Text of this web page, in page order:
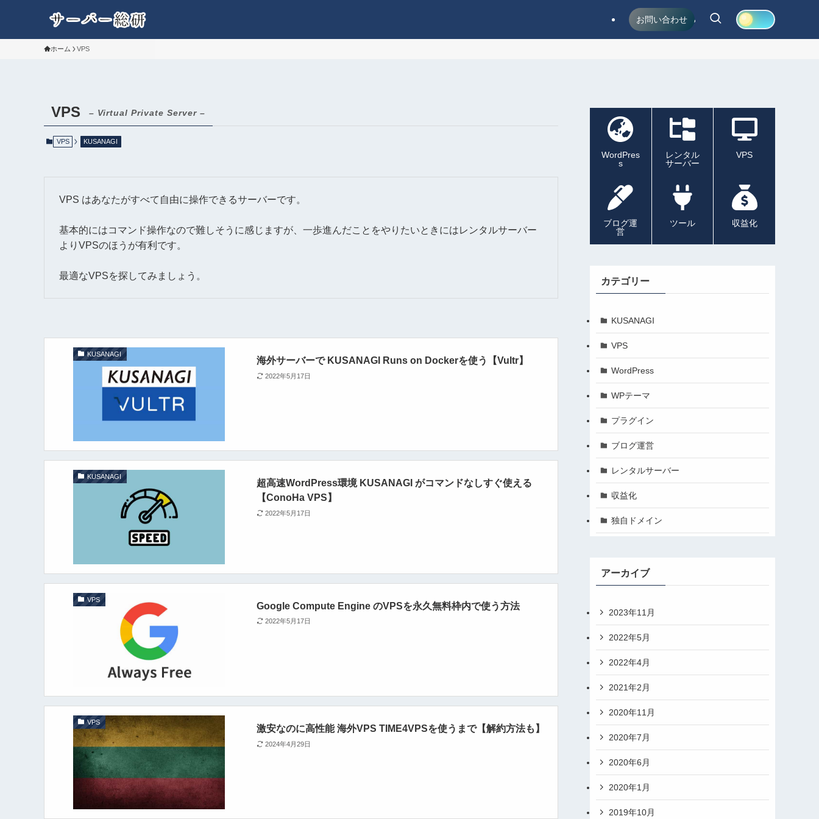
お問い合わせ
ホーム VPS
VPS – Virtual Private Server –
VPS KUSANAGI
VPS はあなたがすべて自由に操作できるサーバーです。
基本的にはコマンド操作なので難しそうに感じますが、一歩進んだことをやりたいときにはレンタルサーバー
よりVPSのほうが有利です。
最適なVPSを探してみましょう。
KUSANAGI
海外サーバーで KUSANAGI Runs on Dockerを使う【Vultr】
2022年5月17日
KUSANAGI
超高速WordPress環境 KUSANAGI がコマンドなしすぐ使える
【ConoHa VPS】
2022年5月17日
VPS
Google Compute Engine のVPSを永久無料枠内で使う方法
2022年5月17日
VPS
激安なのに高性能 海外VPS TIME4VPSを使うまで【解約方法も】
2024年4月29日
WordPres
s
レンタル
サーバー
VPS
ブログ運
営
ツール 収益化
カテゴリー
KUSANAGI
VPS
WordPress
WPテーマ
プラグイン
ブログ運営
レンタルサーバー
収益化
独自ドメイン
アーカイブ
2023年11月
2022年5月
2022年4月
2021年2月
2020年11月
2020年7月
2020年6月
2020年1月
2019年10月